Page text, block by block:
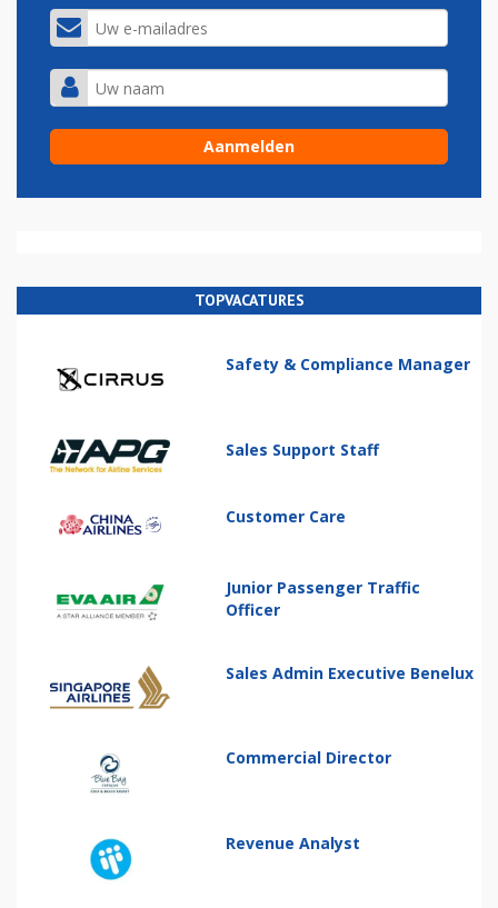
TOPVACATURES
Safety & Compliance Manager
Sales Support Staff
Customer Care
Junior Passenger Traffic
Officer
Sales Admin Executive Benelux
Commercial Director
Revenue Analyst